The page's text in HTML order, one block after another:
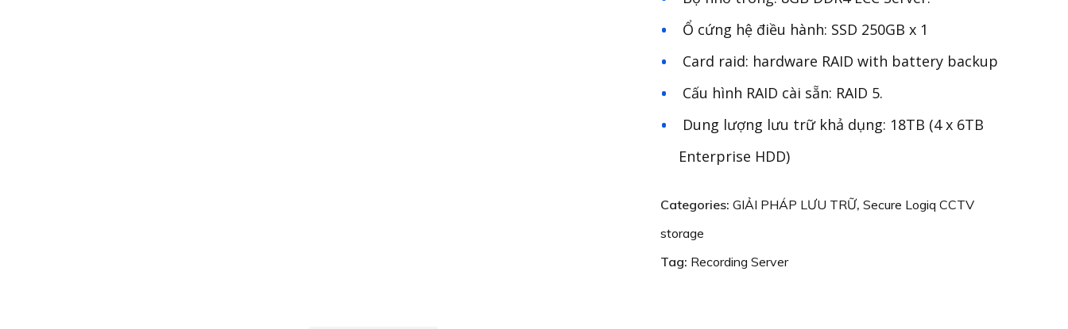
Ổ cứng hệ điều hành: SSD 250GB x 1
Card raid: hardware RAID with battery backup
Cấu hình RAID cài sẵn: RAID 5.
Dung lượng lưu trữ khả dụng: 18TB (4 x 6TB
Enterprise HDD)
Categories: GIẢI PHÁP LƯU TRỮ, Secure Logiq CCTV
storage
Tag: Recording Server